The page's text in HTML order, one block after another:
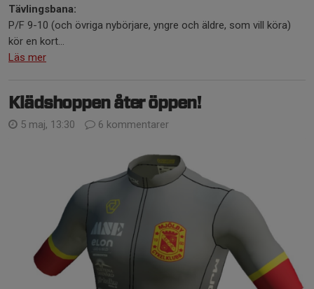
Tävlingsbana:
P/F 9-10 (och övriga nybörjare, yngre och äldre, som vill köra)
kör en kort...
Läs mer
Klädshoppen åter öppen!
5 maj, 13:30 6 kommentarer